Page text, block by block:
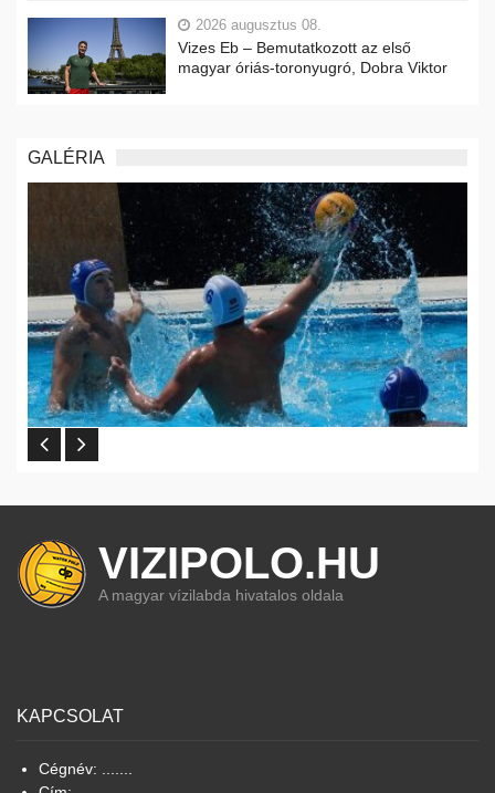
2026 augusztus 08.
Vizes Eb – Bemutatkozott az első
magyar óriás-toronyugró, Dobra Viktor
GALÉRIA
VIZIPOLO.HU
A magyar vízilabda hivatalos oldala
KAPCSOLAT
Cégnév: .......